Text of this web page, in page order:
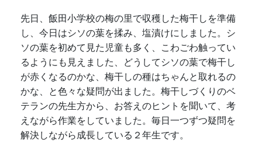
先日、飯田小学校の梅の里で収穫した梅干しを準備
し、今日はシソの葉を揉み、塩漬けにしました。シ
ソの葉を初めて見た児童も多く、こわごわ触ってい
るようにも見えました、どうしてシソの葉で梅干し
が赤くなるのかな、梅干しの種はちゃんと取れるの
かな、と色々な疑問が出ました。梅干しづくりのベ
テランの先生方から、お答えのヒントを聞いて、考
えながら作業をしていました。毎日一つずつ疑問を
解決しながら成長している２年生です。